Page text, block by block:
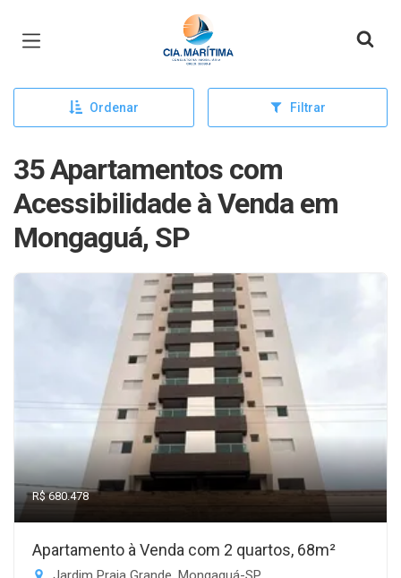
Página inicial
Ordenar Filtrar
35 Apartamentos com
Acessibilidade à Venda em
Mongaguá, SP
R$ 680.478
Apartamento à Venda com 2 quartos, 68m²